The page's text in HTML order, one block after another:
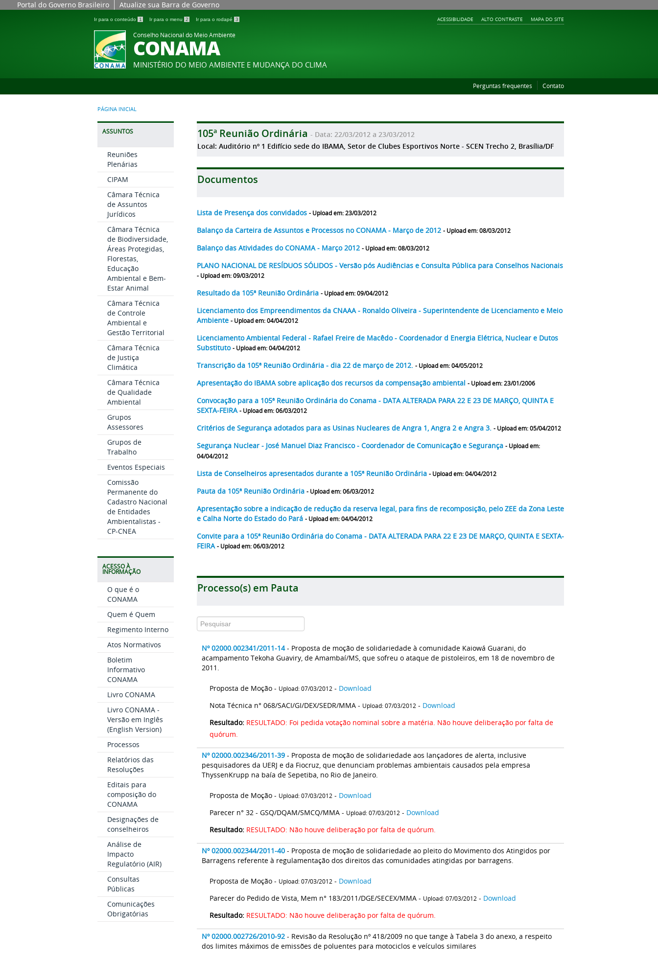
Portal do Governo Brasileiro Atualize sua Barra de Governo
Ir para o conteúdo 1 Ir para o menu 2 Ir para o rodapé 3 ACESSIBILIDADE ALTO CONTRASTE MAPA DO SITE
Conselho Nacional do Meio Ambiente
CONAMA
MINISTÉRIO DO MEIO AMBIENTE E MUDANÇA DO CLIMA
Perguntas frequentes Contato
PÁGINA INICIAL
ASSUNTOS
Reuniões
Plenárias
CIPAM
Câmara Técnica
de Assuntos
Jurídicos
Câmara Técnica
de Biodiversidade,
Áreas Protegidas,
Florestas,
Educação
Ambiental e Bem-
Estar Animal
Câmara Técnica
de Controle
Ambiental e
Gestão Territorial
Câmara Técnica
de Justiça
Climática
Câmara Técnica
de Qualidade
Ambiental
Grupos
Assessores
Grupos de
Trabalho
Eventos Especiais
Comissão
Permanente do
Cadastro Nacional
de Entidades
Ambientalistas -
CP-CNEA
ACESSO À
INFORMAÇÃO
O que é o
CONAMA
Quem é Quem
Regimento Interno
Atos Normativos
Boletim
Informativo
CONAMA
Livro CONAMA
Livro CONAMA -
Versão em Inglês
(English Version)
Processos
Relatórios das
Resoluções
Editais para
composição do
CONAMA
Designações de
conselheiros
Análise de
Impacto
Regulatório (AIR)
Consultas
Públicas
Comunicações
Obrigatórias
105ª Reunião Ordinária - Data: 22/03/2012 a 23/03/2012
Local: Auditório nº 1 Edifício sede do IBAMA, Setor de Clubes Esportivos Norte - SCEN Trecho 2, Brasília/DF
Documentos
Lista de Presença dos convidados - Upload em: 23/03/2012
Balanço da Carteira de Assuntos e Processos no CONAMA - Março de 2012 - Upload em: 08/03/2012
Balanço das Atividades do CONAMA - Março 2012 - Upload em: 08/03/2012
PLANO NACIONAL DE RESÍDUOS SÓLIDOS - Versão pós Audiências e Consulta Pública para Conselhos Nacionais
- Upload em: 09/03/2012
Resultado da 105ª Reunião Ordinária - Upload em: 09/04/2012
Licenciamento dos Empreendimentos da CNAAA - Ronaldo Oliveira - Superintendente de Licenciamento e Meio
Ambiente - Upload em: 04/04/2012
Licenciamento Ambiental Federal - Rafael Freire de Macêdo - Coordenador d Energia Elétrica, Nuclear e Dutos
Substituto - Upload em: 04/04/2012
Transcrição da 105ª Reunião Ordinária - dia 22 de março de 2012. - Upload em: 04/05/2012
Apresentação do IBAMA sobre aplicação dos recursos da compensação ambiental - Upload em: 23/01/2006
Convocação para a 105ª Reunião Ordinária do Conama - DATA ALTERADA PARA 22 E 23 DE MARÇO, QUINTA E
SEXTA-FEIRA - Upload em: 06/03/2012
Critérios de Segurança adotados para as Usinas Nucleares de Angra 1, Angra 2 e Angra 3. - Upload em: 05/04/2012
Segurança Nuclear - José Manuel Diaz Francisco - Coordenador de Comunicação e Segurança - Upload em:
04/04/2012
Lista de Conselheiros apresentados durante a 105ª Reunião Ordinária - Upload em: 04/04/2012
Pauta da 105ª Reunião Ordinária - Upload em: 06/03/2012
Apresentação sobre a indicação de redução da reserva legal, para fins de recomposição, pelo ZEE da Zona Leste
e Calha Norte do Estado do Pará - Upload em: 04/04/2012
Convite para a 105ª Reunião Ordinária do Conama - DATA ALTERADA PARA 22 E 23 DE MARÇO, QUINTA E SEXTA-
FEIRA - Upload em: 06/03/2012
Processo(s) em Pauta
Nº 02000.002341/2011-14 - Proposta de moção de solidariedade à comunidade Kaiowá Guarani, do
acampamento Tekoha Guaviry, de Amambaí/MS, que sofreu o ataque de pistoleiros, em 18 de novembro de
2011.
Proposta de Moção - Upload: 07/03/2012 - Download
Nota Técnica n° 068/SACI/GI/DEX/SEDR/MMA - Upload: 07/03/2012 - Download
Resultado: RESULTADO: Foi pedida votação nominal sobre a matéria. Não houve deliberação por falta de
quórum.
Nº 02000.002346/2011-39 - Proposta de moção de solidariedade aos lançadores de alerta, inclusive
pesquisadores da UERJ e da Fiocruz, que denunciam problemas ambientais causados pela empresa
ThyssenKrupp na baía de Sepetiba, no Rio de Janeiro.
Proposta de Moção - Upload: 07/03/2012 - Download
Parecer n° 32 - GSQ/DQAM/SMCQ/MMA - Upload: 07/03/2012 - Download
Resultado: RESULTADO: Não houve deliberação por falta de quórum.
Nº 02000.002344/2011-40 - Proposta de moção de solidariedade ao pleito do Movimento dos Atingidos por
Barragens referente à regulamentação dos direitos das comunidades atingidas por barragens.
Proposta de Moção - Upload: 07/03/2012 - Download
Parecer do Pedido de Vista, Mem n° 183/2011/DGE/SECEX/MMA - Upload: 07/03/2012 - Download
Resultado: RESULTADO: Não houve deliberação por falta de quórum.
Nº 02000.002726/2010-92 - Revisão da Resolução nº 418/2009 no que tange à Tabela 3 do anexo, a respeito
dos limites máximos de emissões de poluentes para motociclos e veículos similares